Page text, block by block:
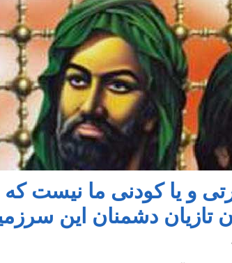
و یا کودنی ما نیست که
تازیان دشمنان این